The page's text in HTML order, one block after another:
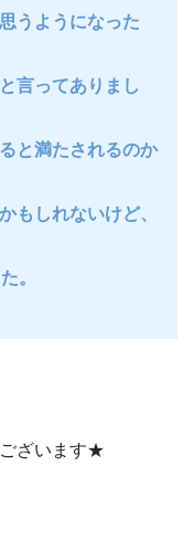
うようになった
言ってありまし
と満たされるのか
もしれないけど、
。
ざいます★